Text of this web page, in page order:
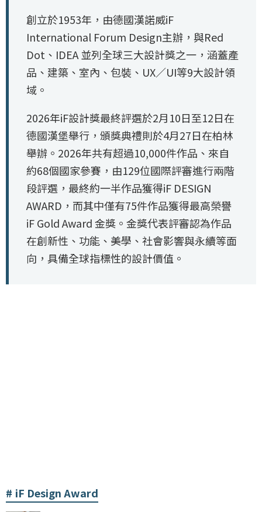
創立於1953年，由德國漢諾威iF
International Forum Design主辦，與Red
Dot、IDEA 並列全球三大設計獎之一，涵蓋產
品、建築、室內、包裝、UX／UI等9大設計領
域。
2026年iF設計獎最終評選於2月10日至12日在
德國漢堡舉行，頒獎典禮則於4月27日在柏林
舉辦。2026年共有超過10,000件作品、來自
約68個國家參賽，由129位國際評審進行兩階
段評選，最終約一半作品獲得iF DESIGN
AWARD，而其中僅有75件作品獲得最高榮譽
iF Gold Award 金獎。金獎代表評審認為作品
在創新性、功能、美學、社會影響與永續等面
向，具備全球指標性的設計價值。
iF Design Award